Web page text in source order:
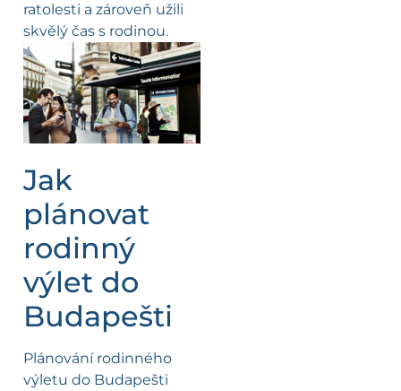
ratolesti a zároveň užili
skvělý čas s rodinou.
Jak
plánovat
rodinný
výlet do
Budapešti
Plánování rodinného
výletu do Budapešti